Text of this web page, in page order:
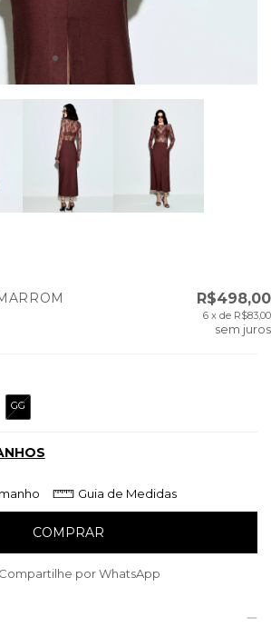
R$498,00
6 x de R$83,00
sem juros
GG
Guia de Medidas
Compartilhe por WhatsApp